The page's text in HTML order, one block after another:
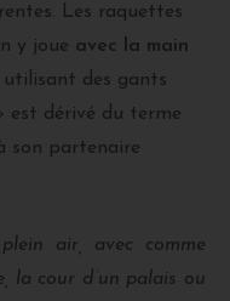
Les raquettes
y joue avec la main
utilisant des gants
est dérivé du terme
son partenaire
air, avec comme
la cour d’un palais ou